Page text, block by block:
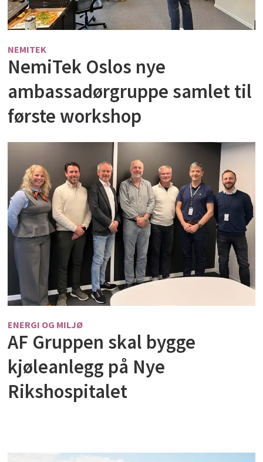
NEMITEK
NemiTek Oslos nye
ambassadørgruppe samlet til
første workshop
ENERGI OG MILJØ
AF Gruppen skal bygge
kjøleanlegg på Nye
Rikshospitalet